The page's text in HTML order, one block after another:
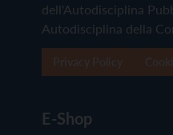
dell'Autodisciplina
Autodisciplina della
E-Shop